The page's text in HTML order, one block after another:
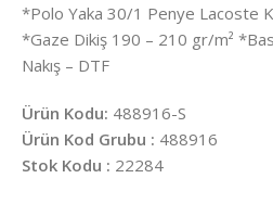
*Polo Yaka 30/1 Penye Lacoste
*Gaze Dikiş 190 – 210 gr/m²
Nakış – DTF
Ürün Kodu: 488916-S
Ürün Kod Grubu : 488916
Stok Kodu : 22284